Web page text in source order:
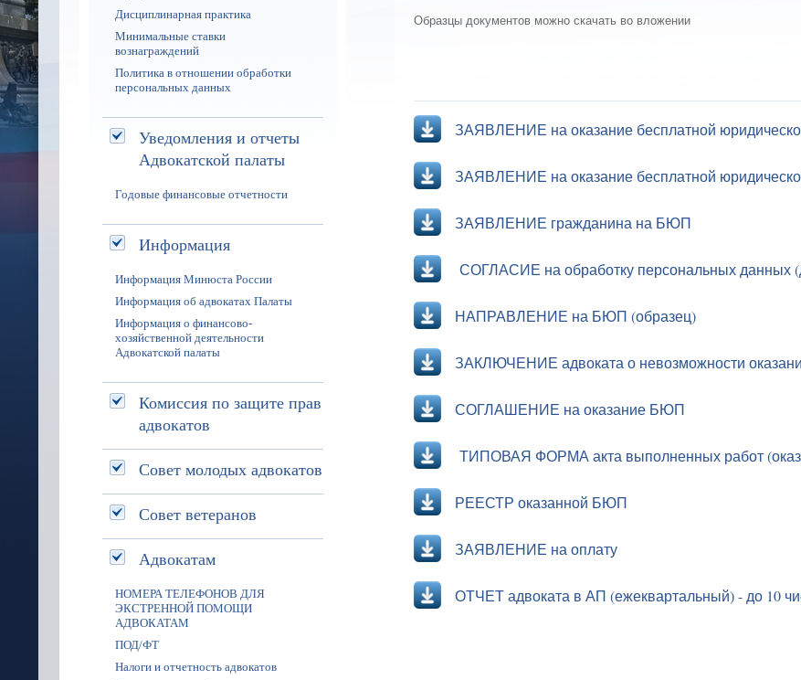
Образцы документов можно скачать во вложении
ЗАЯВЛЕНИЕ на оказание бесплатной
ЗАЯВЛЕНИЕ на оказание бесплатной
ЗАЯВЛЕНИЕ гражданина на БЮП
СОГЛАСИЕ на обработку персональных данных
НАПРАВЛЕНИЕ на БЮП (образец)
ЗАКЛЮЧЕНИЕ адвоката о невозможности
СОГЛАШЕНИЕ на оказание БЮП
ТИПОВАЯ ФОРМА акта выполненных работ
РЕЕСТР оказанной БЮП
ЗАЯВЛЕНИЕ на оплату
ОТЧЕТ адвоката в АП (ежеквартальный) - до 10
Дисциплинарная практика
Минимальные ставки
вознаграждений
Политика в отношении обработки
персональных данных
Уведомления и отчеты
Адвокатской палаты
Годовые финансовые отчетности
Информация
Информация Минюста России
Информация об адвокатах Палаты
Информация о финансово-
хозяйственной деятельности
Адвокатской палаты
Комиссия по защите прав
адвокатов
Совет молодых адвокатов
Совет ветеранов
Адвокатам
НОМЕРА ТЕЛЕФОНОВ ДЛЯ
ЭКСТРЕННОЙ ПОМОЩИ
АДВОКАТАМ
ПОД/ФТ
Налоги и отчетность адвокатов